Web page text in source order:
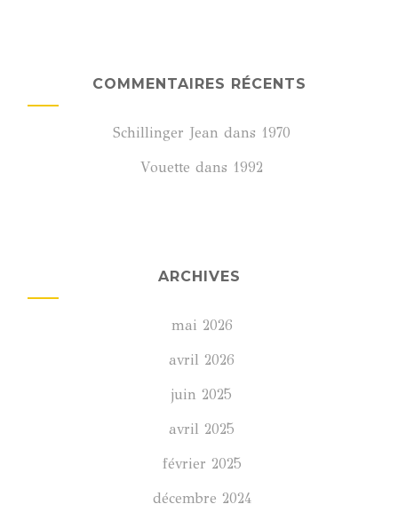
COMMENTAIRES RÉCENTS
Schillinger Jean dans 1970
Vouette dans 1992
ARCHIVES
mai 2026
avril 2026
juin 2025
avril 2025
février 2025
décembre 2024